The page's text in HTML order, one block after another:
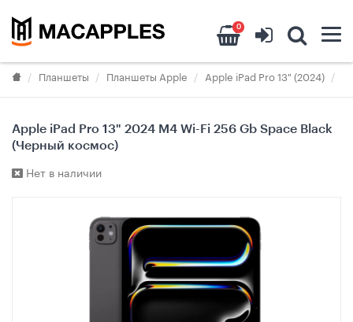
0
Планшеты Планшеты Apple Apple iPad Pro 13" (2024)
Apple iPad Pro 13" 2024 M4 Wi-Fi 256 Gb Space Black
(Черный космос)
Нет в наличии